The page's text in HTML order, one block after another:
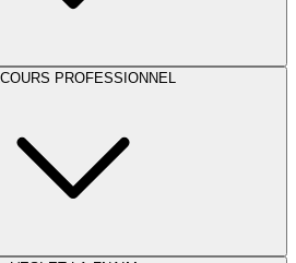
PARCOURS PROFESSIONNEL